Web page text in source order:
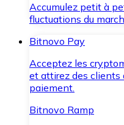
Accumulez petit à
fluctuations du
Bitnovo Pay
Acceptez les
et attirez des clients
paiement.
Bitnovo Ramp